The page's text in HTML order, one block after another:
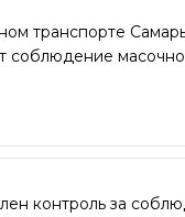
транспорте
соблюдение
контроль за